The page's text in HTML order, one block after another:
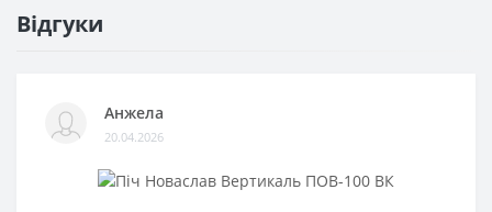
Відгуки
Анжела
20.04.2026